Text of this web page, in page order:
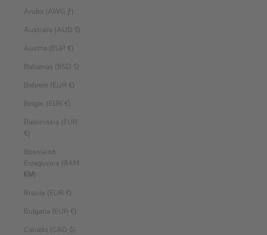
Aruba (AWG ƒ)
Australia (AUD $)
Austria (EUR €)
Bahamas (BSD $)
Bahrein (EUR €)
Belgio (EUR €)
Bielorussia (EUR
€)
Bosnia ed
Erzegovina (BAM
КМ)
Brasile (EUR €)
Bulgaria (EUR €)
Canada (CAD $)